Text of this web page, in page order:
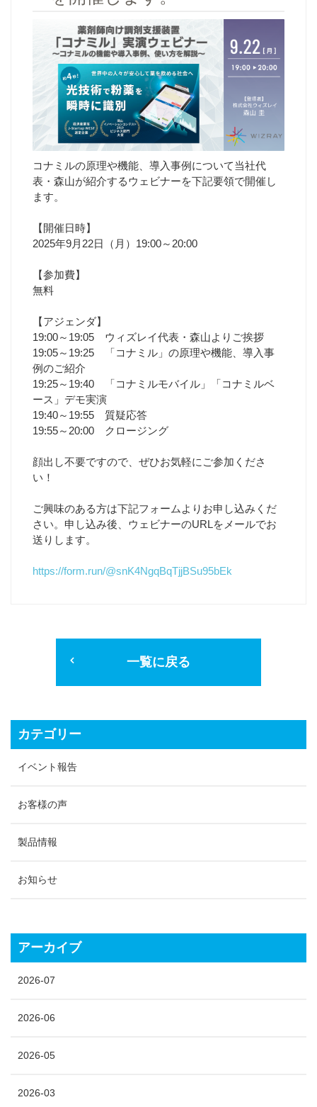
コナミルの原理や機能、導入事例について当社代
表・森山が紹介するウェビナーを下記要領で開催し
ます。
【開催日時】
2025年9月22日（月）19:00～20:00
【参加費】
無料
【アジェンダ】
19:00～19:05 ウィズレイ代表・森山よりご挨拶
19:05～19:25 「コナミル」の原理や機能、導入事
例のご紹介
19:25～19:40 「コナミルモバイル」「コナミルベ
ース」デモ実演
19:40～19:55 質疑応答
19:55～20:00 クロージング
顔出し不要ですので、ぜひお気軽にご参加くださ
い！
ご興味のある方は下記フォームよりお申し込みくだ
さい。申し込み後、ウェビナーのURLをメールでお
送りします。
https://form.run/@snK4NgqBqTjjBSu95bEk
一覧に戻る
カテゴリー
イベント報告
お客様の声
製品情報
お知らせ
アーカイブ
2026-07
2026-06
2026-05
2026-03